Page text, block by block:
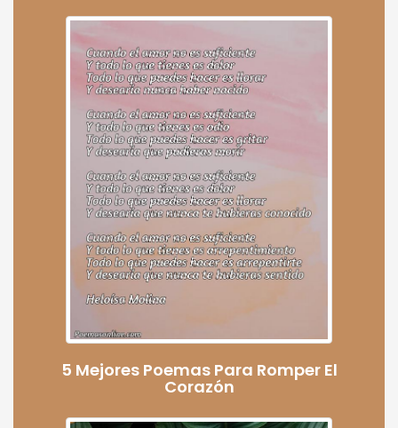
5 Mejores Poemas Para Romper El
Corazón